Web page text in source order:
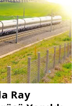
Ray